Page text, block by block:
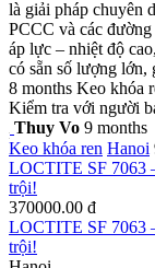
là giải pháp chuyên
PCCC và các
áp lực – nhiệt độ
có sẵn số lượng lớn,
8 months Keo khóa
Kiểm tra với người
Thuy Vo 9 months
Keo khóa ren Hanoi
LOCTITE SF 7063
trội!
370000.00 đ
LOCTITE SF 7063
trội!